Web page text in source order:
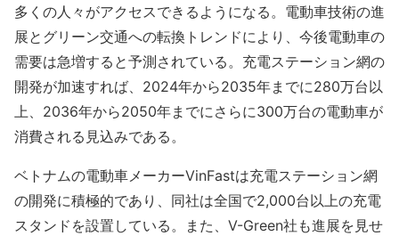
多くの人々がアクセスできるようになる。電動車技術の進
展とグリーン交通への転換トレンドにより、今後電動車の
需要は急増すると予測されている。充電ステーション網の
開発が加速すれば、2024年から2035年までに280万台以
上、2036年から2050年までにさらに300万台の電動車が
消費される見込みである。
ベトナムの電動車メーカーVinFastは充電ステーション網
の開発に積極的であり、同社は全国で2,000台以上の充電
スタンドを設置している。また、V-Green社も進展を見せ